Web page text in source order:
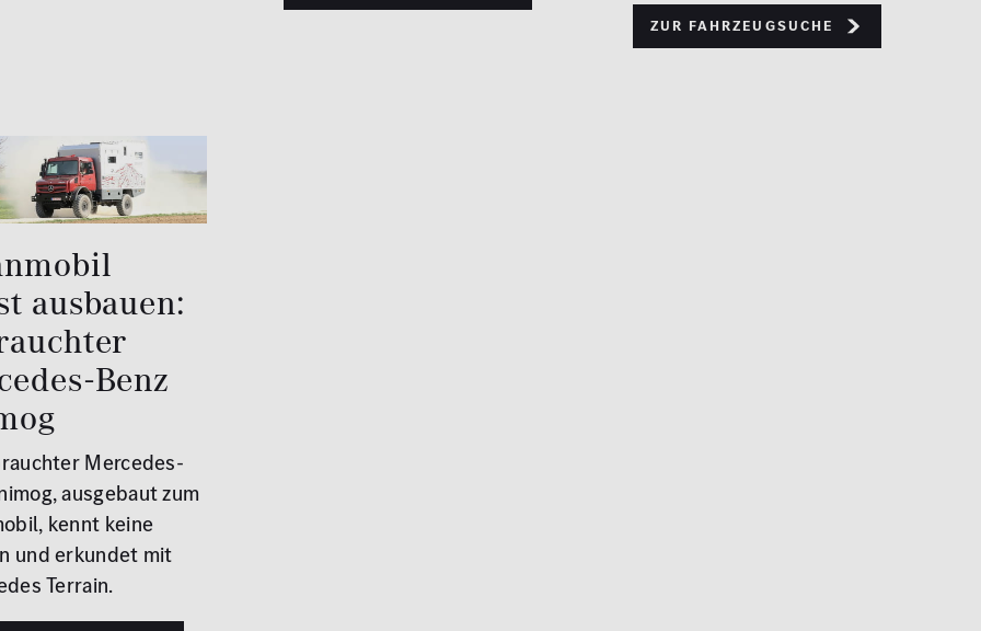
Zur Fahrzeugsuche
ausbauen:
Benz
Mercedes-
ausgebaut zum
kennt keine
und erkundet mit
Terrain.